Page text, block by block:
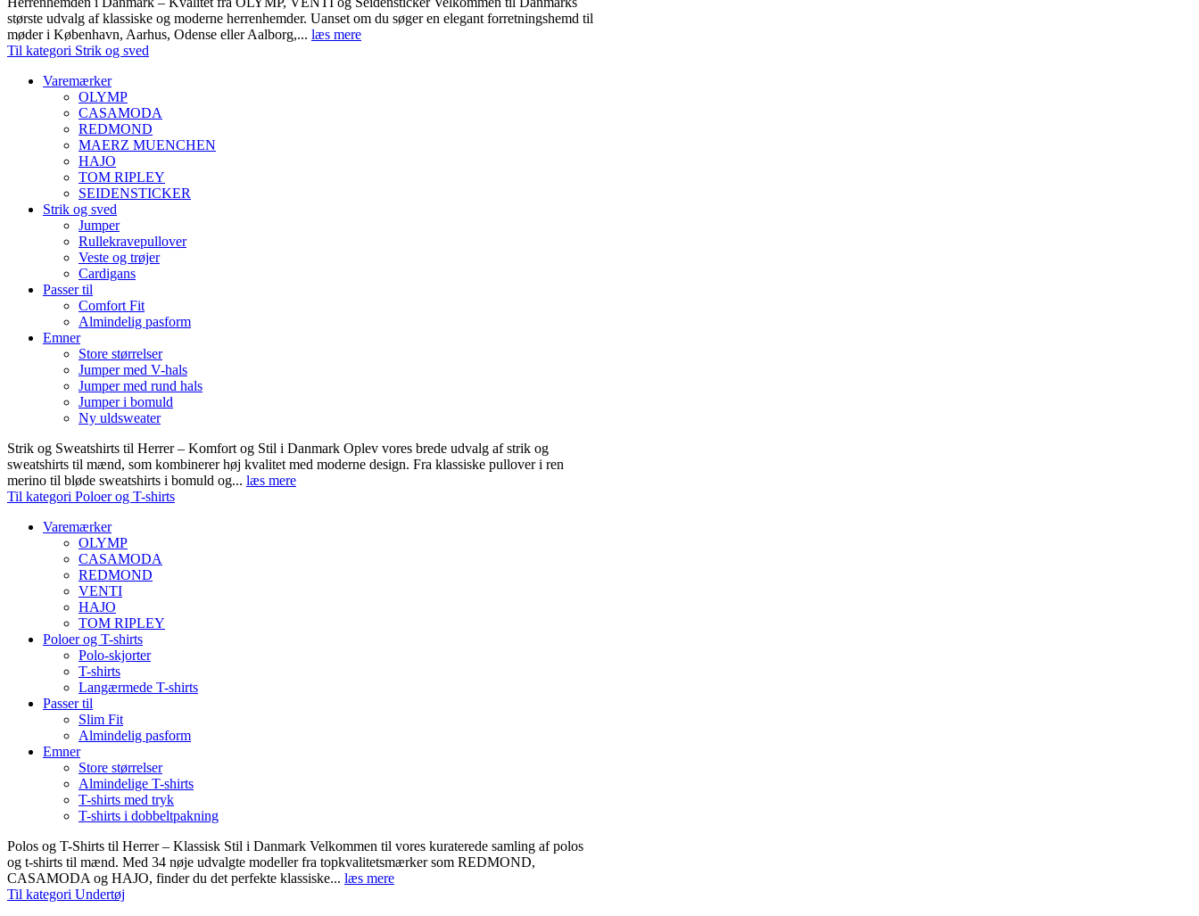
største udvalg af klassiske og moderne herrenhemder. Uanset om du søger en elegant forretningshemd til
møder i København, Aarhus, Odense eller Aalborg,... læs mere
Til kategori Strik og sved
Varemærker
OLYMP
CASAMODA
REDMOND
MAERZ MUENCHEN
HAJO
TOM RIPLEY
SEIDENSTICKER
Strik og sved
Jumper
Rullekravepullover
Veste og trøjer
Cardigans
Passer til
Comfort Fit
Almindelig pasform
Emner
Store størrelser
Jumper med V-hals
Jumper med rund hals
Jumper i bomuld
Ny uldsweater
Strik og Sweatshirts til Herrer – Komfort og Stil i Danmark Oplev vores brede udvalg af strik og
sweatshirts til mænd, som kombinerer høj kvalitet med moderne design. Fra klassiske pullover i ren
merino til bløde sweatshirts i bomuld og... læs mere
Til kategori Poloer og T-shirts
Varemærker
OLYMP
CASAMODA
REDMOND
VENTI
HAJO
TOM RIPLEY
Poloer og T-shirts
Polo-skjorter
T-shirts
Langærmede T-shirts
Passer til
Slim Fit
Almindelig pasform
Emner
Store størrelser
Almindelige T-shirts
T-shirts med tryk
T-shirts i dobbeltpakning
Polos og T-Shirts til Herrer – Klassisk Stil i Danmark Velkommen til vores kuraterede samling af polos
og t-shirts til mænd. Med 34 nøje udvalgte modeller fra topkvalitetsmærker som REDMOND,
CASAMODA og HAJO, finder du det perfekte klassiske... læs mere
Til kategori Undertøj